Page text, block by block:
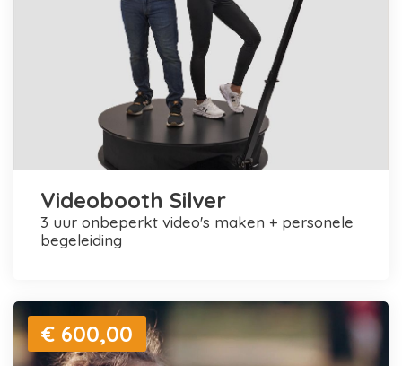
Videobooth Silver
3 uur onbeperkt video's maken + personele
begeleiding
€ 600,00